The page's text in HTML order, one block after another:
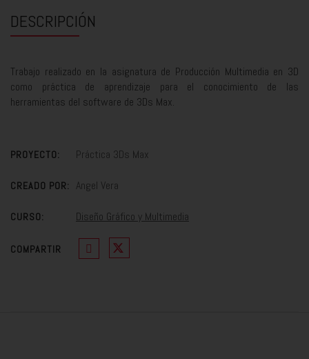
DESCRIPCIÓN
Trabajo realizado en la asignatura de Producción Multimedia en 3D
como práctica de aprendizaje para el conocimiento de las
herramientas del software de 3Ds Max.
PROYECTO: Práctica 3Ds Max
CREADO POR: Angel Vera
CURSO: Diseño Gráfico y Multimedia
COMPARTIR